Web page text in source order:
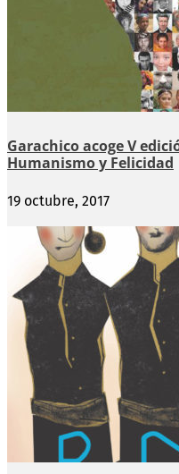
Garachico acoge V
Humanismo y Felicidad
19 octubre, 2017